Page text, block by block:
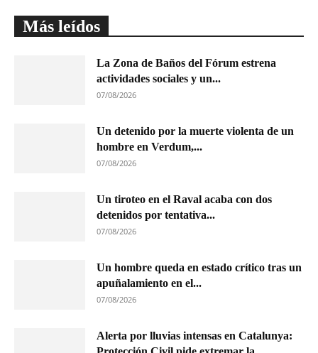
Más leídos
La Zona de Baños del Fórum estrena
actividades sociales y un...
07/08/2026
Un detenido por la muerte violenta de un
hombre en Verdum,...
07/08/2026
Un tiroteo en el Raval acaba con dos
detenidos por tentativa...
07/08/2026
Un hombre queda en estado crítico tras un
apuñalamiento en el...
07/08/2026
Alerta por lluvias intensas en Catalunya: